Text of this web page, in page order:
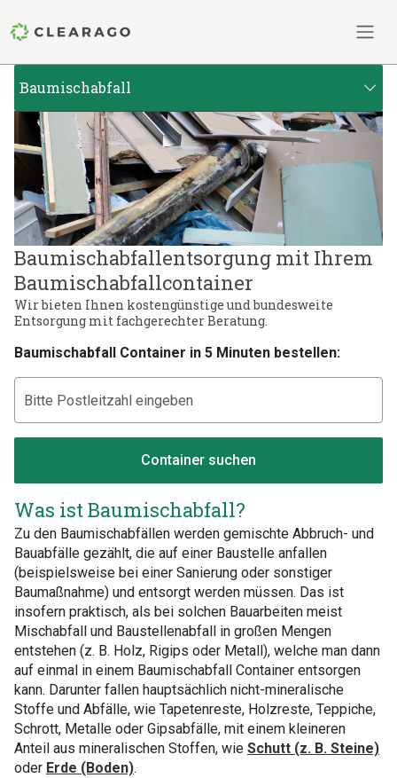
Baumischabfall
Baumischabfallentsorgung mit Ihrem
Baumischabfallcontainer
Wir bieten Ihnen kostengünstige und bundesweite
Entsorgung mit fachgerechter Beratung.
Baumischabfall Container in 5 Minuten bestellen:
Container suchen
Was ist Baumischabfall?
Zu den Baumischabfällen werden gemischte Abbruch- und
Bauabfälle gezählt, die auf einer Baustelle anfallen
(beispielsweise bei einer Sanierung oder sonstiger
Baumaßnahme) und entsorgt werden müssen. Das ist
insofern praktisch, als bei solchen Bauarbeiten meist
Mischabfall und Baustellenabfall in großen Mengen
entstehen (z. B. Holz, Rigips oder Metall), welche man dann
auf einmal in einem Baumischabfall Container entsorgen
kann. Darunter fallen hauptsächlich nicht-mineralische
Stoffe und Abfälle, wie Tapetenreste, Holzreste, Teppiche,
Schrott, Metalle oder Gipsabfälle, mit einem kleineren
Anteil aus mineralischen Stoffen, wie Schutt (z. B. Steine)
oder Erde (Boden).